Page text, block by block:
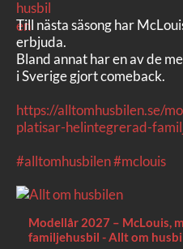
Till nästa säsong har
erbjuda.
Bland annat har en av de
i Sverige gjort comeback.
https://alltomhusbilen.se/
platisar-helintegrerad-
#alltomhusbilen#mclouis
Modellår 2027 – McLouis,
familjehusbil - Allt om